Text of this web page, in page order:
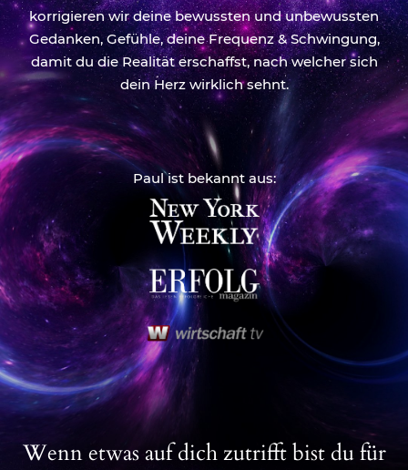
korrigieren wir deine bewussten und unbewussten
Gedanken, Gefühle, deine Frequenz & Schwingung,
damit du die Realität erschaffst, nach welcher sich
dein Herz wirklich sehnt.
Paul ist bekannt aus:
Wenn etwas auf dich zutrifft bist du für